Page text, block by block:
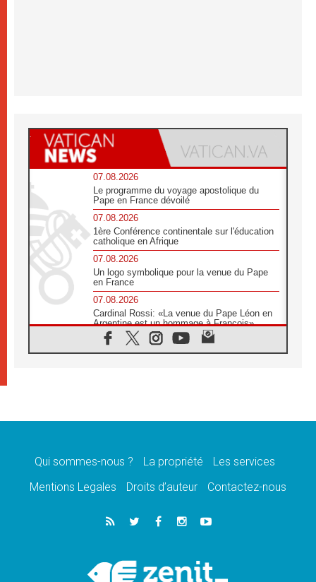
07.08.2026
Le programme du voyage apostolique du
Pape en France dévoilé
07.08.2026
1ère Conférence continentale sur l'éducation
catholique en Afrique
07.08.2026
Un logo symbolique pour la venue du Pape
en France
07.08.2026
Cardinal Rossi: «La venue du Pape Léon en
Argentine est un hommage à François»
07.08.2026
Hiroshima et Nagasaki, 81 ans après,
pour relever les «défis urgents»
À Sainte-Marie-Majeure, la grâce de Dieu
06.08.2026
Léon XIV aux jeunes d'Assise: «l'Europe et
06.08.2026
À Assise, le cardinal Pizzaballa affirme que
Qui sommes-nous ? La propriété
Les services
Mentions Legales
Droits d’auteur Contactez-nous